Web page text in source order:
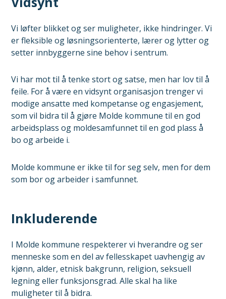
Vi løfter blikket og ser muligheter, ikke hindringer. Vi
er fleksible og løsningsorienterte, lærer og lytter og
setter innbyggerne sine behov i sentrum.
Vi har mot til å tenke stort og satse, men har lov til å
feile. For å være en vidsynt organisasjon trenger vi
modige ansatte med kompetanse og engasjement,
som vil bidra til å gjøre Molde kommune til en god
arbeidsplass og moldesamfunnet til en god plass å
bo og arbeide i.
Molde kommune er ikke til for seg selv, men for dem
som bor og arbeider i samfunnet.
Inkluderende
I Molde kommune respekterer vi hverandre og ser
menneske som en del av fellesskapet uavhengig av
kjønn, alder, etnisk bakgrunn, religion, seksuell
legning eller funksjonsgrad. Alle skal ha like
muligheter til å bidra.